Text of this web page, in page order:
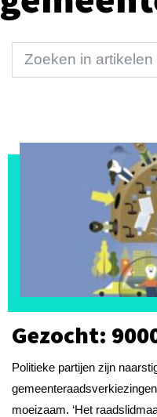
Gezocht:
Politieke partijen zijn
moeizaam. ‘Het